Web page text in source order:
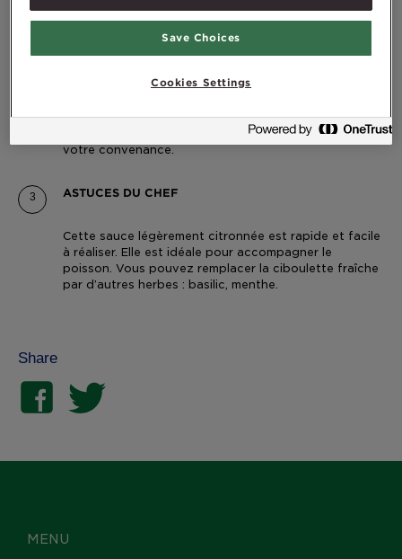
Faites fondre le beurre pendant 1 min à 750 watts au
micro-ondes. Ajoutez la crème fraîche et remettez à
Ajoutez l’huile de foie de morue et la ciboulette.
Mélangez. Assaisonnez avec du sel et du poivre selon
votre convenance.
ASTUCES DU CHEF
Cette sauce légèrement citronnée est rapide et facile
à réaliser. Elle est idéale pour accompagner le
poisson. Vous pouvez remplacer la ciboulette fraîche
par d’autres herbes : basilic, menthe.
Share
MENU
Save Choices
Cookies Settings